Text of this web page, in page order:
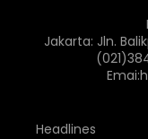
Jakarta: Jln.
Headlines